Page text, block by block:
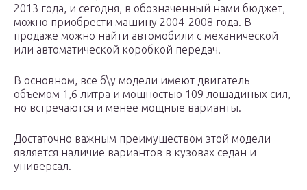
2013 года, и сегодня, в обозначенный нами бюджет,
можно приобрести машину 2004-2008 года. В
продаже можно найти автомобили с механической
или автоматической коробкой передач.
В основном, все б\у модели имеют двигатель
объемом 1,6 литра и мощностью 109 лошадиных сил,
но встречаются и менее мощные варианты.
Достаточно важным преимуществом этой модели
является наличие вариантов в кузовах седан и
универсал.